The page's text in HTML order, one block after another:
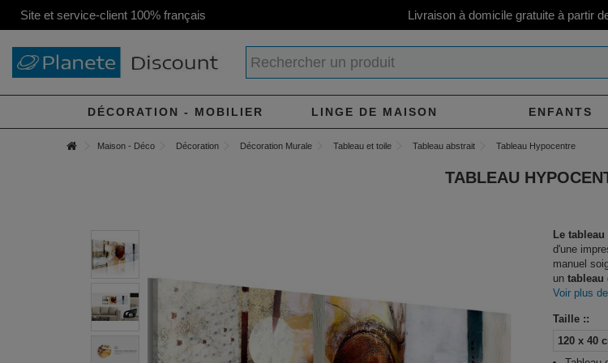
Site et service-client 100% français Livraison à domicile gratuite à partir
DÉCORATION - MOBILIER LINGE DE MAISON ENFANTS
Maison - Déco Décoration Décoration Murale Tableau et toile Tableau abstrait Tableau Hypocentre
TABLEAU
Le
d'une
manuel
un tableau
Voir plus
Taille ::